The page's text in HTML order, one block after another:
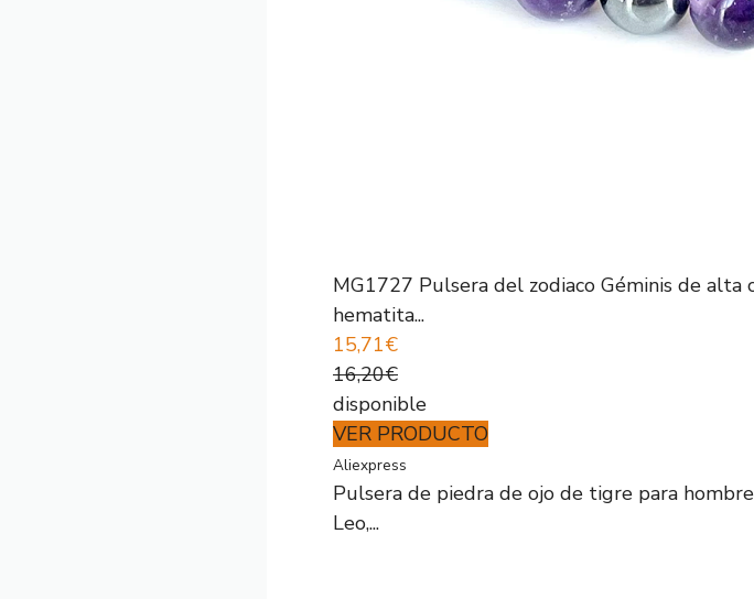
MG1727 Pulsera del zodiaco Géminis de
hematita...
15,71€
16,20€
disponible
VER PRODUCTO
Aliexpress
Pulsera de piedra de ojo de tigre para
Leo,...